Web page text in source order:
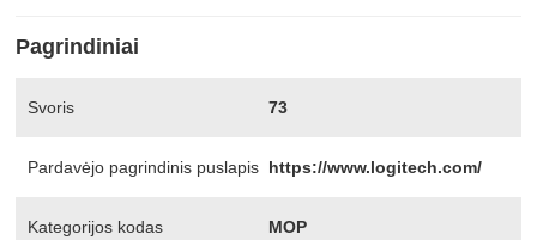
Pagrindiniai
Svoris 73
Pardavėjo pagrindinis puslapis https://www.logitech.com/
Kategorijos kodas MOP